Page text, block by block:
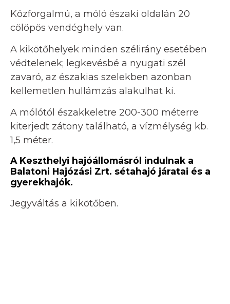
Közforgalmú, a móló északi oldalán 20
cölöpös vendéghely van.
A kikötőhelyek minden szélirány esetében
védtelenek; legkevésbé a nyugati szél
zavaró, az északias szelekben azonban
kellemetlen hullámzás alakulhat ki.
A mólótól északkeletre 200-300 méterre
kiterjedt zátony található, a vízmélység kb.
1,5 méter.
A Keszthelyi hajóállomásról indulnak a
Balatoni Hajózási Zrt. sétahajó járatai és a
gyerekhajók.
Jegyváltás a kikötőben.